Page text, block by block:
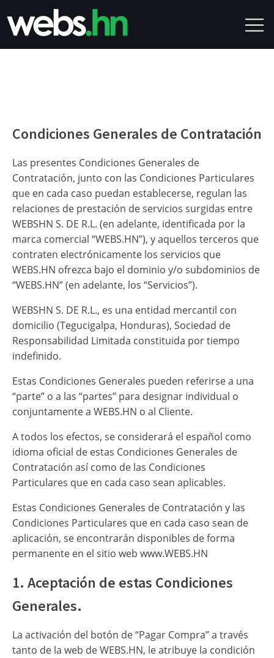
Condiciones Generales de Contratación
Las presentes Condiciones Generales de
Contratación, junto con las Condiciones Particulares
que en cada caso puedan establecerse, regulan las
relaciones de prestación de servicios surgidas entre
WEBSHN S. DE R.L. (en adelante, identificada por la
marca comercial “WEBS.HN”), y aquellos terceros que
contraten electrónicamente los servicios que
WEBS.HN ofrezca bajo el dominio y/o subdominios de
“WEBS.HN” (en adelante, los “Servicios”).
WEBSHN S. DE R.L., es una entidad mercantil con
domicilio (Tegucigalpa, Honduras), Sociedad de
Responsabilidad Limitada constituida por tiempo
indefinido.
Estas Condiciones Generales pueden referirse a una
“parte” o a las “partes” para designar individual o
conjuntamente a WEBS.HN o al Cliente.
A todos los efectos, se considerará el español como
idioma oficial de estas Condiciones Generales de
Contratación así como de las Condiciones
Particulares que en cada caso sean aplicables.
Estas Condiciones Generales de Contratación y las
Condiciones Particulares que en cada caso sean de
aplicación, se encontrarán disponibles de forma
permanente en el sitio web www.WEBS.HN
1. Aceptación de estas Condiciones
Generales.
La activación del botón de “Pagar Compra” a través
tanto de la web de WEBS.HN, le atribuye la condición